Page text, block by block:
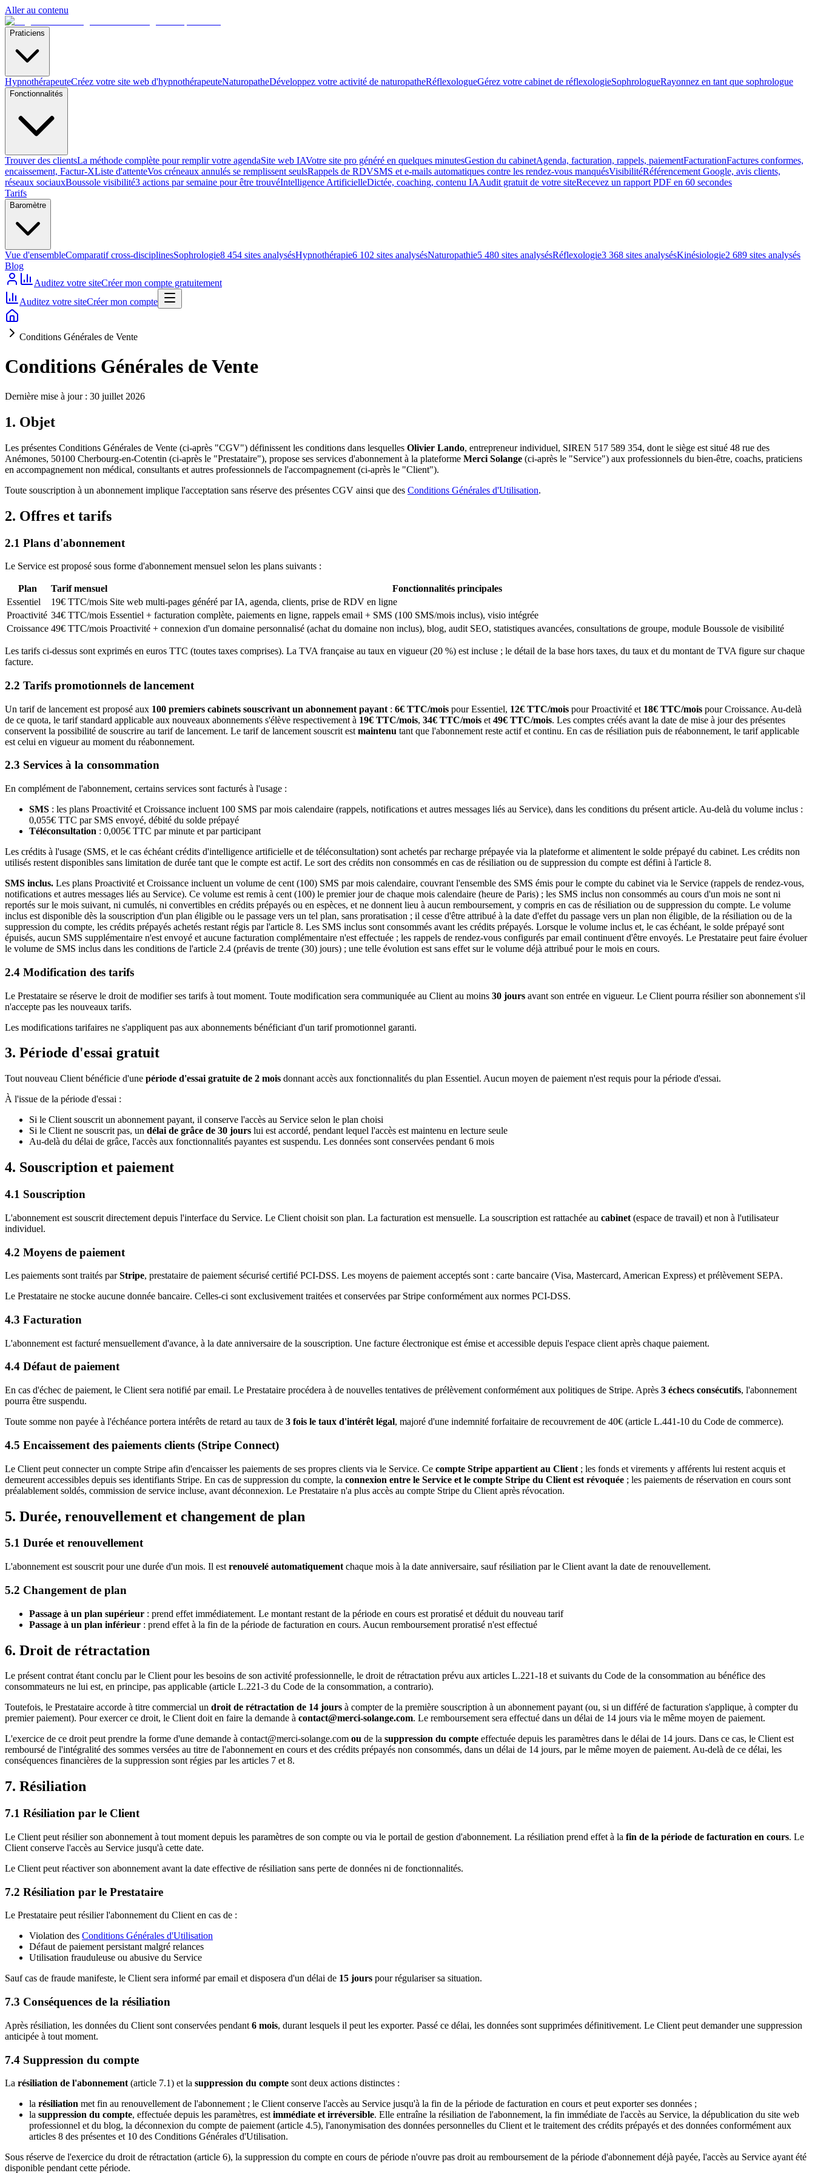
Aller au contenu
Praticiens
HypnothérapeuteCréez votre site web d'hypnothérapeuteNaturopatheDéveloppez votre activité de naturopatheRéflexologueGérez votre cabinet de réflexologieSophrologueRayonnez en tant que sophrologue
Fonctionnalités
Trouver des clientsLa méthode complète pour remplir votre agendaSite web IAVotre site pro généré en quelques minutesGestion du cabinetAgenda, facturation, rappels, paiementFacturationFactures conformes,
encaissement, Factur-XListe d'attenteVos créneaux annulés se remplissent seulsRappels de RDVSMS et e-mails automatiques contre les rendez-vous manquésVisibilitéRéférencement Google, avis clients,
réseaux sociauxBoussole visibilité3 actions par semaine pour être trouvéIntelligence ArtificielleDictée, coaching, contenu IAAudit gratuit de votre siteRecevez un rapport PDF en 60 secondes
Tarifs
Baromètre
Vue d'ensembleComparatif cross-disciplinesSophrologie8 454 sites analysésHypnothérapie6 102 sites analysésNaturopathie5 480 sites analysésRéflexologie3 368 sites analysésKinésiologie2 689 sites analysés
Blog
Auditez votre siteCréer mon compte gratuitement
Auditez votre siteCréer mon compte
Conditions Générales de Vente
Conditions Générales de Vente
Dernière mise à jour : 30 juillet 2026
1. Objet
Les présentes Conditions Générales de Vente (ci-après "CGV") définissent les conditions dans lesquelles Olivier Lando, entrepreneur individuel, SIREN 517 589 354, dont le siège est situé 48 rue des
Anémones, 50100 Cherbourg-en-Cotentin (ci-après le "Prestataire"), propose ses services d'abonnement à la plateforme Merci Solange (ci-après le "Service") aux professionnels du bien-être, coachs, praticiens
en accompagnement non médical, consultants et autres professionnels de l'accompagnement (ci-après le "Client").
Toute souscription à un abonnement implique l'acceptation sans réserve des présentes CGV ainsi que des Conditions Générales d'Utilisation.
2. Offres et tarifs
2.1 Plans d'abonnement
Le Service est proposé sous forme d'abonnement mensuel selon les plans suivants :
Plan Tarif mensuel
Fonctionnalités principales
Essentiel
19€ TTC/mois Site web multi-pages généré par IA, agenda, clients, prise de RDV en ligne
Proactivité 34€ TTC/mois Essentiel + facturation complète, paiements en ligne, rappels email + SMS (100 SMS/mois inclus), visio intégrée
Croissance 49€ TTC/mois Proactivité + connexion d'un domaine personnalisé (achat du domaine non inclus), blog, audit SEO, statistiques avancées, consultations de groupe, module Boussole de visibilité
Les tarifs ci-dessus sont exprimés en euros TTC (toutes taxes comprises). La TVA française au taux en vigueur (20 %) est incluse ; le détail de la base hors taxes, du taux et du montant de TVA figure sur chaque
facture.
2.2 Tarifs promotionnels de lancement
Un tarif de lancement est proposé aux 100 premiers cabinets souscrivant un abonnement payant : 6€ TTC/mois pourEssentiel, 12€ TTC/mois pourProactivité et 18€ TTC/mois pourCroissance. Au-delà
de ce quota, le tarif standard applicable aux nouveaux abonnements s'élève respectivement à 19€ TTC/mois, 34€ TTC/mois et 49€ TTC/mois. Les comptes créés avant la date de mise à jour des présentes
conservent la possibilité de souscrire au tarif de lancement. Le tarif de lancement souscrit est maintenu tant que l'abonnement reste actif et continu. En cas de résiliation puis de réabonnement, le tarif applicable
est celui en vigueur au moment du réabonnement.
2.3 Services à la consommation
En complément de l'abonnement, certains services sont facturés à l'usage :
SMS : les plans Proactivité et Croissance incluent 100 SMS par mois calendaire (rappels, notifications et autres messages liés au Service), dans les conditions du présent article. Au-delà du volume inclus :
0,055€ TTC par SMS envoyé, débité du solde prépayé
Téléconsultation : 0,005€ TTC par minute et par participant
Les crédits à l'usage (SMS, et le cas échéant crédits d'intelligence artificielle et de téléconsultation) sont achetés par recharge prépayée via la plateforme et alimentent le solde prépayé du cabinet. Les crédits non
utilisés restent disponibles sans limitation de durée tant que le compte est actif. Le sort des crédits non consommés en cas de résiliation ou de suppression du compte est défini à l'article 8.
SMS inclus. Les plans Proactivité et Croissance incluent un volume de cent (100) SMS par mois calendaire, couvrant l'ensemble des SMS émis pour le compte du cabinet via le Service (rappels de rendez-vous,
notifications et autres messages liés au Service). Ce volume est remis à cent (100) le premier jour de chaque mois calendaire (heure de Paris) ; les SMS inclus non consommés au cours d'un mois ne sont ni
reportés sur le mois suivant, ni cumulés, ni convertibles en crédits prépayés ou en espèces, et ne donnent lieu à aucun remboursement, y compris en cas de résiliation ou de suppression du compte. Le volume
inclus est disponible dès la souscription d'un plan éligible ou le passage vers un tel plan, sans proratisation ; il cesse d'être attribué à la date d'effet du passage vers un plan non éligible, de la résiliation ou de la
suppression du compte, les crédits prépayés achetés restant régis par l'article 8. Les SMS inclus sont consommés avant les crédits prépayés. Lorsque le volume inclus et, le cas échéant, le solde prépayé sont
épuisés, aucun SMS supplémentaire n'est envoyé et aucune facturation complémentaire n'est effectuée ; les rappels de rendez-vous configurés par email continuent d'être envoyés. Le Prestataire peut faire évoluer
le volume de SMS inclus dans les conditions de l'article 2.4 (préavis de trente (30) jours) ; une telle évolution est sans effet sur le volume déjà attribué pour le mois en cours.
2.4 Modification des tarifs
Le Prestataire se réserve le droit de modifier ses tarifs à tout moment. Toute modification sera communiquée au Client au moins 30 jours avant son entrée en vigueur. Le Client pourra résilier son abonnement s'il
n'accepte pas les nouveaux tarifs.
Les modifications tarifaires ne s'appliquent pas aux abonnements bénéficiant d'un tarif promotionnel garanti.
3. Période d'essai gratuit
Tout nouveau Client bénéficie d'une période d'essai gratuite de 2 mois donnant accès aux fonctionnalités du plan Essentiel. Aucun moyen de paiement n'est requis pour la période d'essai.
À l'issue de la période d'essai :
Si le Client souscrit un abonnement payant, il conserve l'accès au Service selon le plan choisi
Si le Client ne souscrit pas, un délai de grâce de 30 jours lui est accordé, pendant lequel l'accès est maintenu en lecture seule
Au-delà du délai de grâce, l'accès aux fonctionnalités payantes est suspendu. Les données sont conservées pendant 6 mois
4. Souscription et paiement
4.1 Souscription
L'abonnement est souscrit directement depuis l'interface du Service. Le Client choisit son plan. La facturation est mensuelle. La souscription est rattachée au cabinet (espace de travail) et non à l'utilisateur
individuel.
4.2 Moyens de paiement
Les paiements sont traités parStripe, prestataire de paiement sécurisé certifié PCI-DSS. Les moyens de paiement acceptés sont : carte bancaire (Visa, Mastercard, American Express) et prélèvement SEPA.
Le Prestataire ne stocke aucune donnée bancaire. Celles-ci sont exclusivement traitées et conservées par Stripe conformément aux normes PCI-DSS.
4.3 Facturation
L'abonnement est facturé mensuellement d'avance, à la date anniversaire de la souscription. Une facture électronique est émise et accessible depuis l'espace client après chaque paiement.
4.4 Défaut de paiement
En cas d'échec de paiement, le Client sera notifié par email. Le Prestataire procédera à de nouvelles tentatives de prélèvement conformément aux politiques de Stripe. Après 3 échecs consécutifs, l'abonnement
pourra être suspendu.
Toute somme non payée à l'échéance portera intérêts de retard au taux de 3 fois le taux d'intérêt légal, majoré d'une indemnité forfaitaire de recouvrement de 40€ (article L.441-10 du Code de commerce).
4.5 Encaissement des paiements clients (Stripe Connect)
Le Client peut connecter un compte Stripe afin d'encaisser les paiements de ses propres clients via le Service. Ce compte Stripe appartient au Client ; les fonds et virements y afférents lui restent acquis et
demeurent accessibles depuis ses identifiants Stripe. En cas de suppression du compte, la connexion entre le Service et le compte Stripe du Client est révoquée ; les paiements de réservation en cours sont
préalablement soldés, commission de service incluse, avant déconnexion. Le Prestataire n'a plus accès au compte Stripe du Client après révocation.
5. Durée, renouvellement et changement de plan
5.1 Durée et renouvellement
L'abonnement est souscrit pour une durée d'un mois. Il est renouvelé automatiquement chaque mois à la date anniversaire, sauf résiliation par le Client avant la date de renouvellement.
5.2 Changement de plan
Passage à un plan supérieur : prend effet immédiatement. Le montant restant de la période en cours est proratisé et déduit du nouveau tarif
Passage à un plan inférieur : prend effet à la fin de la période de facturation en cours. Aucun remboursement proratisé n'est effectué
6. Droit de rétractation
Le présent contrat étant conclu par le Client pour les besoins de son activité professionnelle, le droit de rétractation prévu aux articles L.221-18 et suivants du Code de la consommation au bénéfice des
consommateurs ne lui est, en principe, pas applicable (article L.221-3 du Code de la consommation, a contrario).
Toutefois, le Prestataire accorde à titre commercial un droit de rétractation de 14 jours à compter de la première souscription à un abonnement payant (ou, si un différé de facturation s'applique, à compter du
premier paiement). Pour exercer ce droit, le Client doit en faire la demande à contact@merci-solange.com. Le remboursement sera effectué dans un délai de 14 jours via le même moyen de paiement.
L'exercice de ce droit peut prendre la forme d'une demande à contact@merci-solange.com ou de la suppression du compte effectuée depuis les paramètres dans le délai de 14 jours. Dans ce cas, le Client est
remboursé de l'intégralité des sommes versées au titre de l'abonnement en cours et des crédits prépayés non consommés, dans un délai de 14 jours, par le même moyen de paiement. Au-delà de ce délai, les
conséquences financières de la suppression sont régies par les articles 7 et 8.
7. Résiliation
7.1 Résiliation par le Client
Le Client peut résilier son abonnement à tout moment depuis les paramètres de son compte ou via le portail de gestion d'abonnement. La résiliation prend effet à la fin de la période de facturation en cours. Le
Client conserve l'accès au Service jusqu'à cette date.
Le Client peut réactiver son abonnement avant la date effective de résiliation sans perte de données ni de fonctionnalités.
7.2 Résiliation par le Prestataire
Le Prestataire peut résilier l'abonnement du Client en cas de :
Violation des Conditions Générales d'Utilisation
Défaut de paiement persistant malgré relances
Utilisation frauduleuse ou abusive du Service
Sauf cas de fraude manifeste, le Client sera informé par email et disposera d'un délai de 15 jours pour régulariser sa situation.
7.3 Conséquences de la résiliation
Après résiliation, les données du Client sont conservées pendant 6 mois, durant lesquels il peut les exporter. Passé ce délai, les données sont supprimées définitivement. Le Client peut demander une suppression
anticipée à tout moment.
7.4 Suppression du compte
La résiliation de l'abonnement (article 7.1) et la suppression du compte sont deux actions distinctes :
la résiliation met fin au renouvellement de l'abonnement ; le Client conserve l'accès au Service jusqu'à la fin de la période de facturation en cours et peut exporter ses données ;
la suppression du compte, effectuée depuis les paramètres, est immédiate et irréversible. Elle entraîne la résiliation de l'abonnement, la fin immédiate de l'accès au Service, la dépublication du site web
professionnel et du blog, la déconnexion du compte de paiement (article 4.5), l'anonymisation des données personnelles du Client et le traitement des crédits prépayés et des données conformément aux
articles 8 des présentes et 10 des Conditions Générales d'Utilisation.
Sous réserve de l'exercice du droit de rétractation (article 6), la suppression du compte en cours de période n'ouvre pas droit au remboursement de la période d'abonnement déjà payée, l'accès au Service ayant été
disponible pendant cette période.